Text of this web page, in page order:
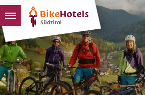
BIKEHOTELS
HOTELS & PAKETE
TOUREN & REVIERE